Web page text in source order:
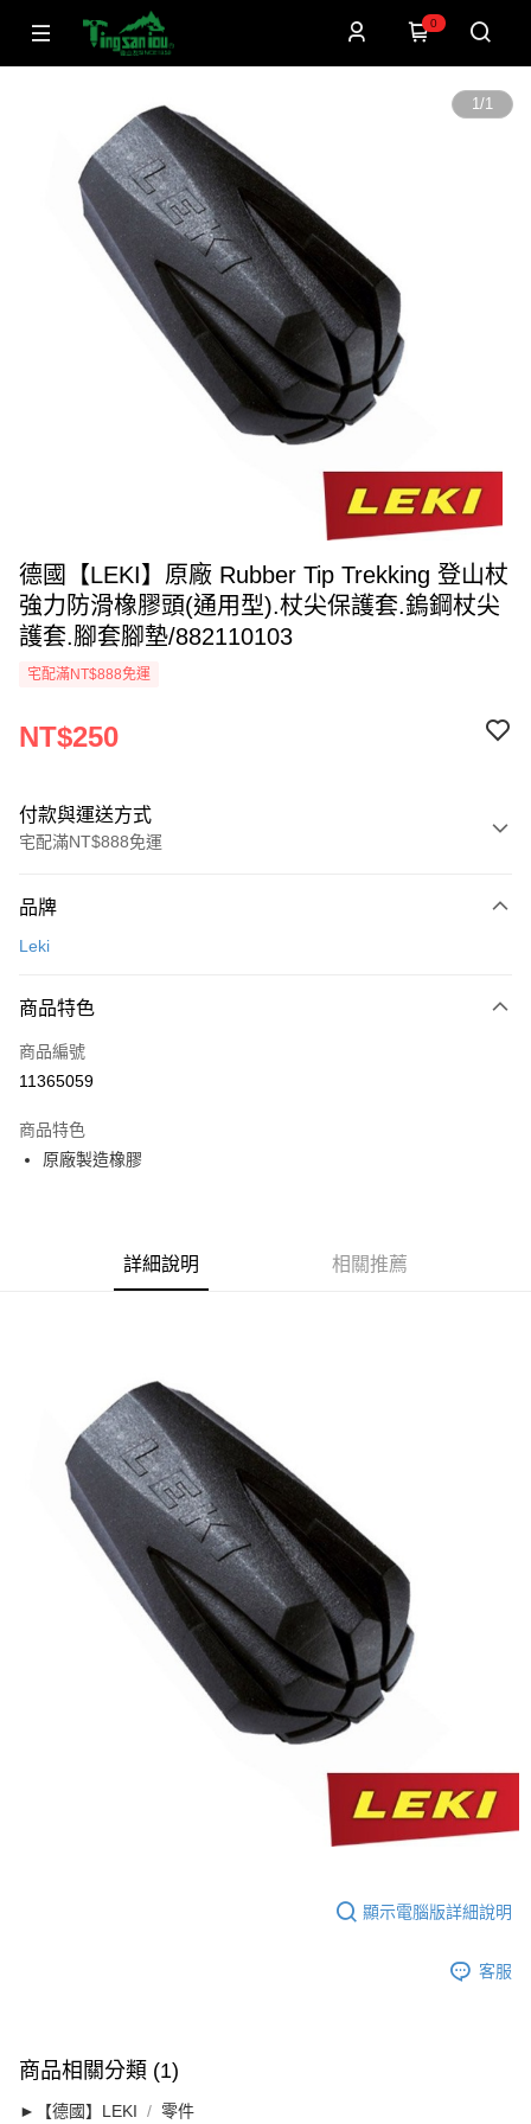
0
1/1
德國【LEKI】原廠 Rubber Tip Trekking 登山杖
強力防滑橡膠頭(通用型).杖尖保護套.鎢鋼杖尖
護套.腳套腳墊/882110103
宅配滿NT$888免運
NT$250
付款與運送方式
宅配滿NT$888免運
信用卡一次付款
悠遊付
AFTEE先享後付
相關說明
AFTEE先享後付是「在收到商品之後才付款」的支付方式。 讓您購物簡單
便利好安心！
１．簡單：不需註冊會員、不需綁卡、不需儲值。
【「AFTEE先享後付」結帳流程】
※ 請注意：結帳手續完成當下不需立刻繳費，但若您需要取消訂單，請聯絡
購買商品的店家。未經商家同意取消之訂單仍視為有效，需透過AFTEE先享
後付繳納相關費用。
※ 交易是否成功請以「AFTEE先享後付 」之結帳頁面顯示為準，若有關於
是否繳費成功／繳費後需取消欲退款等相關疑問，請聯繫「AFTEE先享後付
客戶支援中心」
https://netprotections.freshdesk.com/support/home
【注意事項】
１．透過由恩沛科技股份有限公司提供之「AFTEE先享後付」服務完成之交
易，需依本服務之必要範圍內提供個人資料，並將交易相關給付款項請求債
權轉讓予恩沛科技股份有限公司。
２．關於個人資料處理事宜，請瀏覽以下網址：
https://aftee.tw/terms/#terms3
３．未成年的使用者請事先徵得法定代理人或監護人之同意方可使用
「AFTEE先享後付」，若未經同意申辦者引起之損失，本公司不負相關責
４．使用「AFTEE先享後付」時，將依據個別帳號之用戶狀況，依本公司即
時審查核予不同之上限額度；若仍有額度不足之情形，本公司將視審查結果
５．嚴禁一人註冊多個帳號或使用他人資訊註冊。若發現惡意使用之情形，
恩沛科技股份有限公司將有權停止該用戶之使用額度並採取法律行動。
運送方式
品牌
Leki
商品特色
商品編號
11365059
商品特色
原廠製造橡膠
詳細說明 相關推薦
顯示電腦版詳細說明
客服
商品相關分類 (1)
►【德國】LEKI 零件